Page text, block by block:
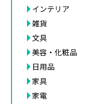
インテリア
雑貨
文具
美容・化粧品
日用品
家具
家電